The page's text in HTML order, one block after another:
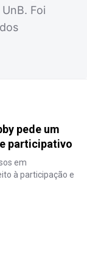
Foi
pede um
participativo
em
à participação e